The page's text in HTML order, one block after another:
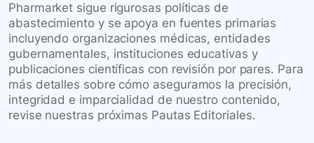
Pharmarket sigue rigurosas políticas de
abastecimiento y se apoya en fuentes primarias
incluyendo organizaciones médicas, entidades
gubernamentales, instituciones educativas y
publicaciones científicas con revisión por pares. Para
más detalles sobre cómo aseguramos la precisión,
integridad e imparcialidad de nuestro contenido,
revise nuestras próximas Pautas Editoriales.